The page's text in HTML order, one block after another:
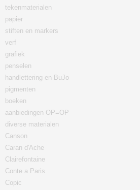
tekenmaterialen
papier
stiften en markers
verf
grafiek
penselen
handlettering en BuJo
pigmenten
boeken
aanbiedingen OP=OP
diverse materialen
Canson
Caran d'Ache
Clairefontaine
Conte a Paris
Copic